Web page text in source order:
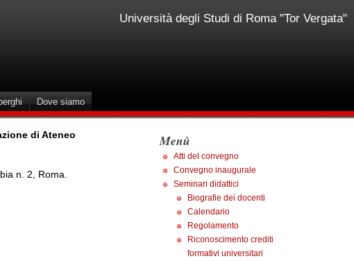
Università degli Studi di Roma "Tor Vergata"
Dove siamo
di Ateneo
n. 2, Roma.
Menù
Atti del convegno
Convegno inaugurale
Seminari didattici
Biografie dei docenti
Calendario
Regolamento
Riconoscimento crediti
formativi universitari